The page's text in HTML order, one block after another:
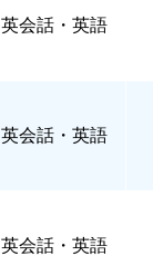
英会話・英語
英会話・英語
英会話・英語